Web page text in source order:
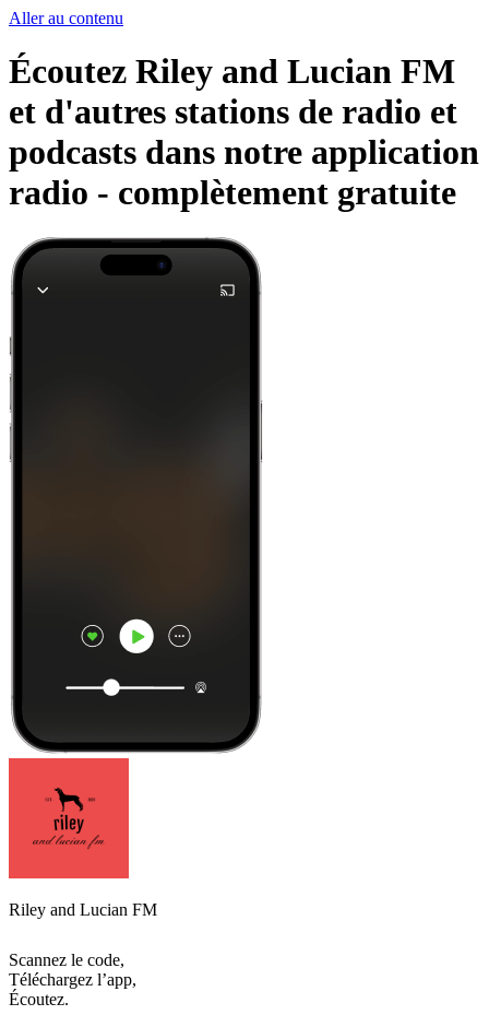
Aller au contenu
Écoutez Riley and Lucian FM
et d'autres stations de radio et
podcasts dans notre application
radio - complètement gratuite
Riley and Lucian FM
Scannez le code,
Téléchargez l’app,
Écoutez.